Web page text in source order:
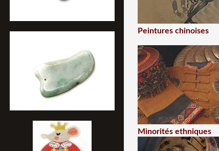
Peintures chinoises
Minorités ethniques